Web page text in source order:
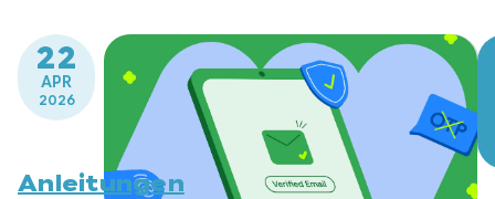
22
APR
2026
Anleitungen